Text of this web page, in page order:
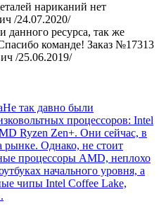
нариканий нет
/24.07.2020/
данного ресурса, так же
команде! Заказ №17313
/25.06.2019/
Не так давно были
процессоров: Intel
Ryzen Zen+. Они сейчас, в
Однако, не стоит
процессоры AMD, неплохо
начального уровня, а
чипы Intel Coffee Lake,